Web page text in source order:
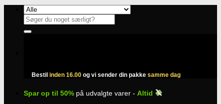
Fortsæt
indhold
Søg
efter:
Bestil inden 16.00 og vi sender din pakke samme dag
Spar op til 50% på udvalgte varer - Altid